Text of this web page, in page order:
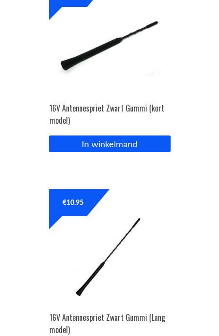
16V Antennespriet Zwart Gummi (kort
model)
In winkelmand
16V Antennespriet Zwart Gummi (Lang
model)
€10.95